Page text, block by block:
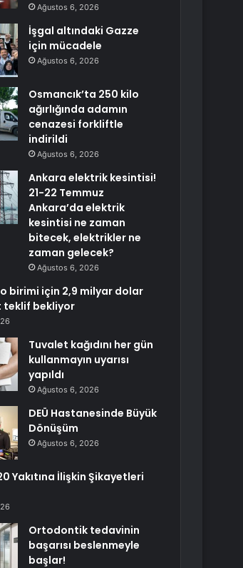
Ağustos 6, 2026
İşgal altındaki Gazze
için mücadele
Ağustos 6, 2026
Osmancık’ta 250 kilo
ağırlığında adamın
cenazesi forkliftle
indirildi
Ağustos 6, 2026
Ankara elektrik kesintisi!
21-22 Temmuz
Ankara’da elektrik
kesintisi ne zaman
bitecek, elektrikler ne
zaman gelecek?
Ağustos 6, 2026
birimi için 2,9 milyar dolar
bekliyor
Tuvalet kağıdını her gün
kullanmayın uyarısı
yapıldı
Ağustos 6, 2026
DEÜ Hastanesinde Büyük
Dönüşüm
Ağustos 6, 2026
Yakıtına İlişkin Şikayetleri
Ortodontik tedavinin
başarısı beslenmeyle
başlar!